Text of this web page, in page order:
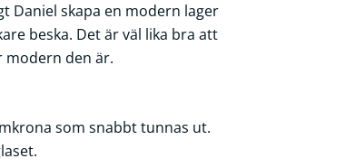
Daniel skapa en modern lager
beska. Det är väl lika bra att
modern den är.
som snabbt tunnas ut.